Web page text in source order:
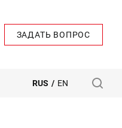
ЗАДАТЬ ВОПРОС
RUS / EN